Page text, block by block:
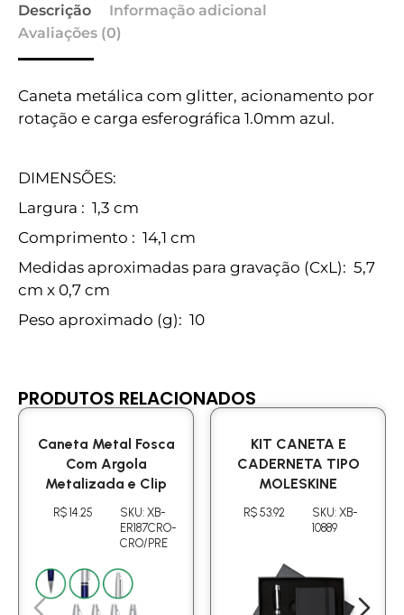
Descrição
Informação adicional
Avaliações (0)
Caneta metálica com glitter, acionamento por
rotação e carga esferográfica 1.0mm azul.
DIMENSÕES:
Largura : 1,3 cm
Comprimento : 14,1 cm
Medidas aproximadas para gravação (CxL): 5,7
cm x 0,7 cm
Peso aproximado (g): 10
PRODUTOS RELACIONADOS
Caneta Metal Fosca
Com Argola
Metalizada e Clip
R$ 14.25
SKU: XB-
ER187CRO-
CRO/PRE
KIT CANETA E
CADERNETA TIPO
MOLESKINE
R$ 53.92
SKU: XB-
10889